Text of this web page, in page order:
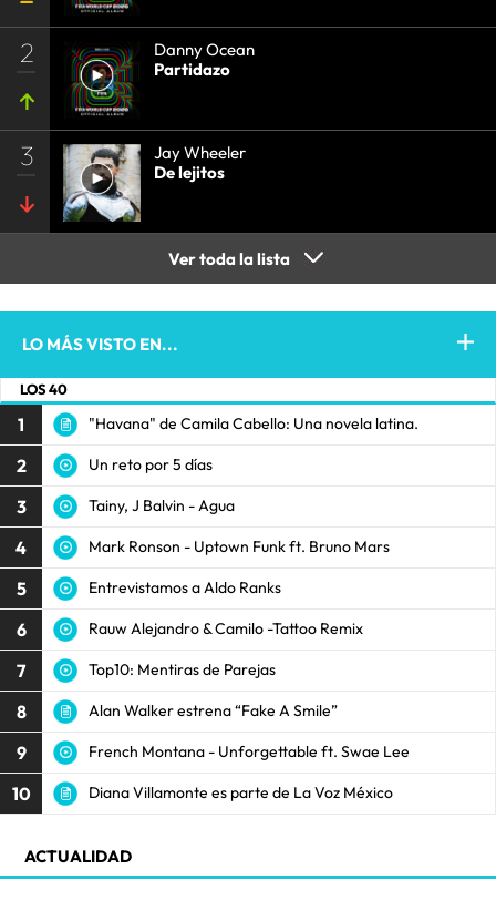
2
Danny Ocean
Partidazo
3
Jay Wheeler
De lejitos
Ver toda la lista
LO MÁS VISTO EN...
LOS 40
1 "Havana" de Camila Cabello: Una novela latina.
2 Un reto por 5 días
3 Tainy, J Balvin - Agua
4 Mark Ronson - Uptown Funk ft. Bruno Mars
5 Entrevistamos a Aldo Ranks
6 Rauw Alejandro & Camilo -Tattoo Remix
7 Top10: Mentiras de Parejas
8 Alan Walker estrena “Fake A Smile”
9 French Montana - Unforgettable ft. Swae Lee
10 Diana Villamonte es parte de La Voz México
ACTUALIDAD